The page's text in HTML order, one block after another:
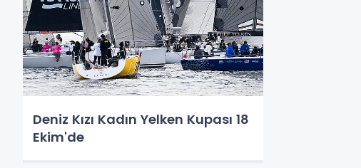
Deniz Kızı Kadın Yelken Kupası 18
Ekim'de